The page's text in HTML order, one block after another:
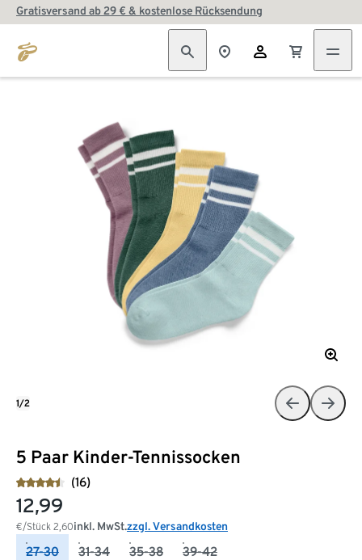
Gratisversand ab 29 € & kostenlose Rücksendung
5 Paar Kinder-Tennissocken
(16)
12,99
€/Stück 2,60inkl. MwSt.zzgl. Versandkosten
27-30 31-34 35-38 39-42
1/2